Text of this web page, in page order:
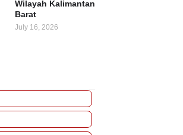
Wilayah Kalimantan
Barat
July 16, 2026